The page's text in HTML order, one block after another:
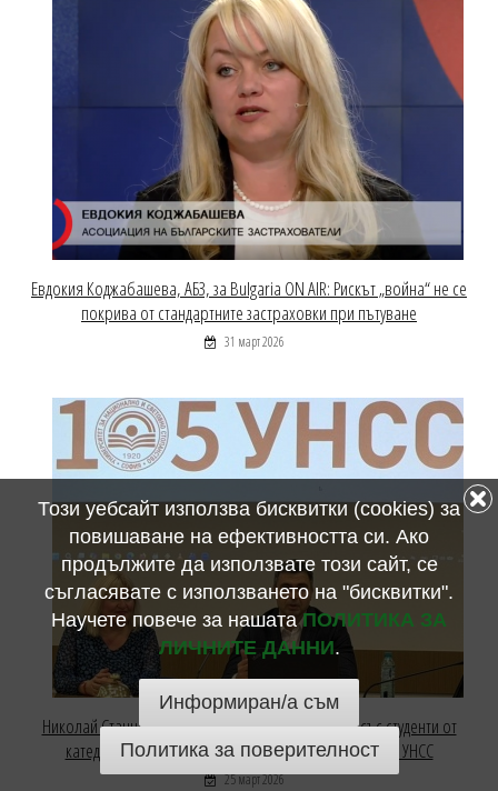
Евдокия Коджабашева, АБЗ, за Bulgaria ON AIR: Рискът „война“ не се
покрива от стандартните застраховки при пътуване
31 март 2026
Николай Станчев, председател на АБЗ се срещна със студенти от
катедра „Човешки ресурси и социална защита“ към УНСС
25 март 2026
Този уебсайт използва бисквитки (cookies) за
повишаване на ефективността си. Ако
продължите да използвате този сайт, се
съгласявате с използването на "бисквитки".
Научете повече за нашатаПОЛИТИКА ЗА
ЛИЧНИТЕ ДАННИ.
Информиран/а съм
Политика за поверителност